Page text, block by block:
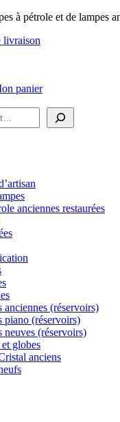
à pétrole et de lampes
livraison
anciennes restaurées
anciennes (réservoirs)
piano (réservoirs)
neuves (réservoirs)
globes
anciens